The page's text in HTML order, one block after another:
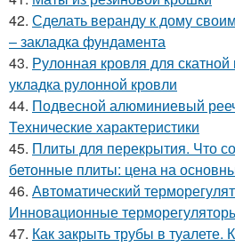
42. Сделать веранду к дому
– закладка фундамента
43. Рулонная кровля для
укладка рулонной кровли
44. Подвесной алюминиевый
Технические характеристики
45. Плиты для перекрытия. Что
бетонные плиты: цена на
46. Автоматический
Инновационные
47. Как закрыть трубы в туалете.